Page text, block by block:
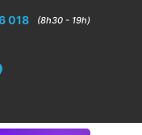
018 (8h30 - 19h)